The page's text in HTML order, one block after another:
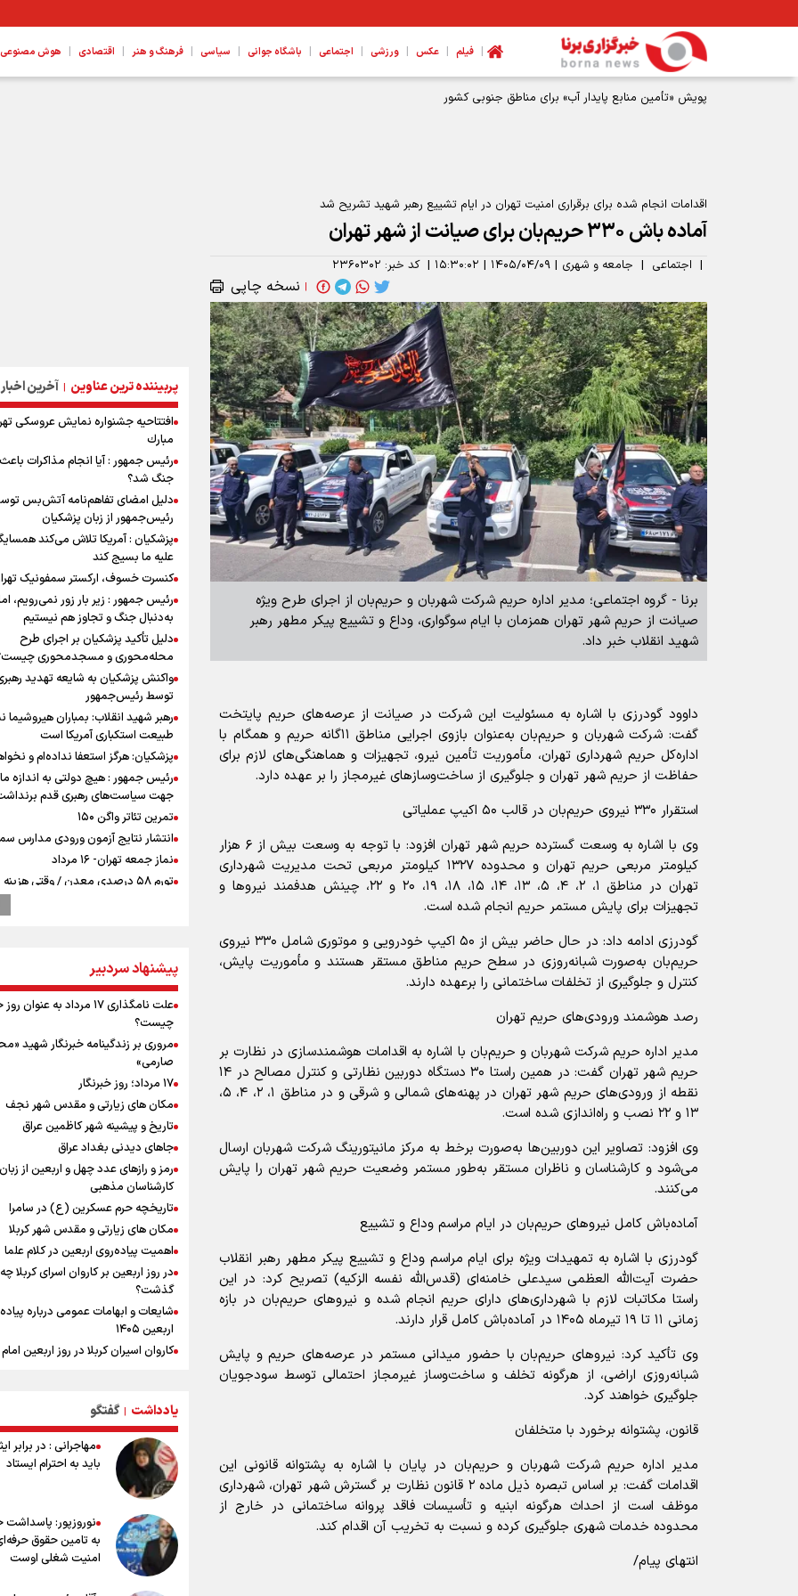
| فیلم | عکس | ورزشی | اجتماعی | باشگاه جوانی | سیاسی | فرهنگ و هنر | اقتصادی | هوش مصنوعی،
پویش «تأمین منابع پایدار آب» برای مناطق جنوبی کشور
اقدامات انجام شده برای برقراری امنیت تهران در ایام تشییع رهبر شهید تشریح شد
آماده باش ۳۳۰ حریم‌بان برای صیانت از شهر تهران
| اجتماعی | جامعه و شهری | ۱۴۰۵/۰۴/۰۹ | ۱۵:۳۰:۰۲ | کد خبر: ۲۳۶۰۳۰۲
| نسخه چاپی
برنا - گروه اجتماعی؛ مدیر اداره حریم شرکت شهربان و حریم‌بان از اجرای طرح ویژه
صیانت از حریم شهر تهران همزمان با ایام سوگواری، وداع و تشییع پیکر مطهر رهبر
شهید انقلاب خبر داد.
داوود گودرزی با اشاره به مسئولیت این شرکت در صیانت از عرصه‌های حریم پایتخت
گفت: شرکت شهربان و حریم‌بان به‌عنوان بازوی اجرایی مناطق ۱۱‌گانه حریم و همگام با
اداره‌کل حریم شهرداری تهران، مأموریت تأمین نیرو، تجهیزات و هماهنگی‌های لازم برای
حفاظت از حریم شهر تهران و جلوگیری از ساخت‌وسازهای غیرمجاز را بر عهده دارد.
استقرار ۳۳۰ نیروی حریم‌بان در قالب ۵۰ اکیپ عملیاتی
وی با اشاره به وسعت گسترده حریم شهر تهران افزود: با توجه به وسعت بیش از ۶ هزار
کیلومتر مربعی حریم تهران و محدوده ۱۳۲۷ کیلومتر مربعی تحت مدیریت شهرداری
تهران در مناطق ۱، ۲، ۴، ۵، ۱۳، ۱۴، ۱۵، ۱۸، ۱۹، ۲۰ و ۲۲، چینش هدفمند نیروها و
تجهیزات برای پایش مستمر حریم انجام شده است.
گودرزی ادامه داد: در حال حاضر بیش از ۵۰ اکیپ خودرویی و موتوری شامل ۳۳۰ نیروی
حریم‌بان به‌صورت شبانه‌روزی در سطح حریم مناطق مستقر هستند و مأموریت پایش،
کنترل و جلوگیری از تخلفات ساختمانی را برعهده دارند.
رصد هوشمند ورودی‌های حریم تهران
مدیر اداره حریم شرکت شهربان و حریم‌بان با اشاره به اقدامات هوشمندسازی در نظارت بر
حریم شهر تهران گفت: در همین راستا ۳۰ دستگاه دوربین نظارتی و کنترل مصالح در ۱۴
نقطه از ورودی‌های حریم شهر تهران در پهنه‌های شمالی و شرقی و در مناطق ۱، ۲، ۴، ۵،
۱۳ و ۲۲ نصب و راه‌اندازی شده است.
وی افزود: تصاویر این دوربین‌ها به‌صورت برخط به مرکز مانیتورینگ شرکت شهربان ارسال
می‌شود و کارشناسان و ناظران مستقر به‌طور مستمر وضعیت حریم شهر تهران را پایش
می‌کنند.
آماده‌باش کامل نیروهای حریم‌بان در ایام مراسم وداع و تشییع
گودرزی با اشاره به تمهیدات ویژه برای ایام مراسم وداع و تشییع پیکر مطهر رهبر انقلاب
حضرت آیت‌الله العظمی سیدعلی خامنه‌ای (قدس‌الله نفسه الزکیه) تصریح کرد: در این
راستا مکاتبات لازم با شهرداری‌های دارای حریم انجام شده و نیروهای حریم‌بان در بازه
زمانی ۱۱ تا ۱۹ تیرماه ۱۴۰۵ در آماده‌باش کامل قرار دارند.
وی تأکید کرد: نیروهای حریم‌بان با حضور میدانی مستمر در عرصه‌های حریم و پایش
شبانه‌روزی اراضی، از هرگونه تخلف و ساخت‌وساز غیرمجاز احتمالی توسط سودجویان
جلوگیری خواهند کرد.
قانون، پشتوانه برخورد با متخلفان
مدیر اداره حریم‌ شرکت شهربان و حریم‌بان در پایان با اشاره به پشتوانه قانونی این
اقدامات گفت: بر اساس تبصره ذیل ماده ۲ قانون نظارت بر گسترش شهر تهران، شهرداری
موظف است از احداث هرگونه ابنیه و تأسیسات فاقد پروانه ساختمانی در خارج از
محدوده خدمات شهری جلوگیری کرده و نسبت به تخریب آن اقدام کند.
انتهای پیام/
پربیننده ترین عناوین | آخرین اخبار
افتتاحیه جشنواره نمايش عروسكى
مبارك
رئیس جمهور : آیا انجام مذاکرات
جنگ شد؟
دلیل امضای تفاهم‌نامه آتش‌بس
رئیس‌جمهور از زبان پزشکیان
پزشکیان : آمریکا تلاش می‌کند
علیه ما بسیج کند
کنسرت خسوف، ارکستر سمفونیک
رئیس جمهور : زیر بار زور نمی‌رویم،
به‌دنبال جنگ و تجاوز هم نیستیم
دلیل تأکید پزشکیان بر اجرای طرح
محله‌محوری و مسجدمحوری
واکنش پزشکیان به شایعه تهدید
توسط رئیس‌جمهور
رهبر شهید انقلاب: بمباران هیروشیما
طبیعت استکباری آمریکا است
پزشکیان: هرگز استعفا نداده‌ام و
رئیس جمهور : هیچ دولتی به اندازه
جهت سیاست‌های رهبری قدم
تمرین تئاتر واگن ۱۵۰
انتشار نتایج آزمون ورودی مدارس
نماز جمعه تهران- ۱۶ مرداد
تورم ۵۸ درصدی معدن / وقتی هزینه
استخراج از توان قیمت‌گذاری سبقت
پالایشگاه نفت اسلواکی منفجر شد
میان صعود و سقوط
وزیر ورزش و جوانان ایران از مرکز ملی
جمهوری آذربایجان بازدید کرد
موسی جنپو، بازیکن فصل گذشته
پانتولیکوس یونان پیوست
بازدید وزیر ورزش ایران از مجموعه ملی
تیراندازی باکو یکی از مجهزترین مراکز
تیراندازی منطقه
ورزشکاران سنگنوردی
یمن، ایستاده در برابر تحریم و تجاوز
پزشکیان: مذاکره به معنای تسلیم
دولت برای خدمت به مردم خواهد
هیچ اختلافی میان دولت و نیروهای
وجود ندارد
خبر سخنگوی کمیسیون امنیت از توافق
چارچوب کلی مذاکرات ایران و عمان بر
تنگه هرمز
پیشنهاد سردبیر
علت نامگذاری ۱۷ مرداد به عنوان
چیست؟
مروری بر زندگینامه خبرنگار شهید
صارمی»
۱۷ مرداد؛ روز خبرنگار
مکان های زیارتی و مقدس شهر نجف
تاریخ و پیشینه شهر کاظمین عراق
جاهای دیدنی بغداد عراق
رمز و رازهای عدد چهل و اربعین از زبان
کارشناسان مذهبی
تاریخچه حرم عسکرین (ع) در سامرا
مکان های زیارتی و مقدس شهر کربلا
اهمیت پیاده‌روی اربعین در کلام علما
در روز اربعین بر کاروان اسرای کربلا چه
گذشت؟
شایعات و ابهامات عمومی درباره
اربعین ۱۴۰۵
کاروان اسیران کربلا در روز اربعین
زیارت اربعین
وجه تسمیه و علت نامگذاری شهر
وجه تسمیه و علت نامگذاری شهر
راهنمای کامل درباره مسیر پیاده روی
از طریق العلماء
وجه تسمیه و علت نامگذاری شهر سامرا
وجه تسمیه و علت نامگذاری شهر کربلا
بهترین موکب‌های ایرانی در پیاده روی
۱۴۰۵
یادداشت | گفتگو
مهاجرانی : در برابر
باید به احترام ایستاد
نوروزپور: پاسداشت
به تامین حقوق
امنیت شغلی اوست